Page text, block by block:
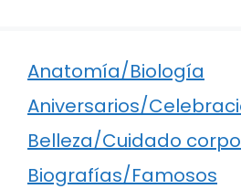
Anatomía/Biología
Aniversarios/
Belleza/Cuidado
Biografías/Famosos